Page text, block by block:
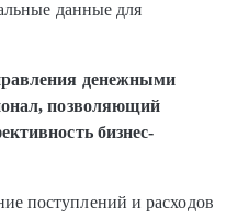
данные для
денежными
позволяющий
бизнес-
поступлений и расходов